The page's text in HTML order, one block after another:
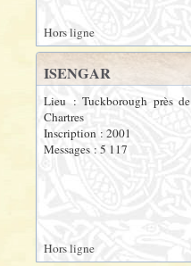
Hors ligne
ISENGAR
Lieu : Tuckborough près de
Chartres
Inscription : 2001
Messages : 5 117
Hors ligne